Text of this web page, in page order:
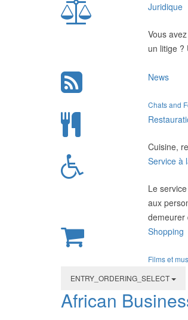
Juridique
Vous
un litige ?
News
Chats and
Cuisine,
Service à
Le
aux
demeurer
Shopping
Films et
ENTRY_ORDERING_SELECT
African